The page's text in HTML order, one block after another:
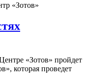
«Зотов»
«Зотов» пройдет
которая проведет